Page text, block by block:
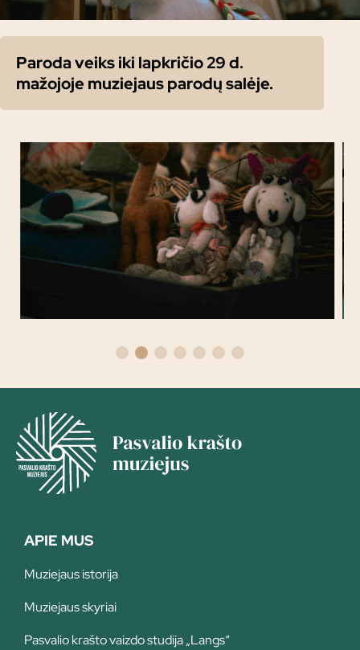
Paroda veiks iki lapkričio 29 d.
mažojoje muziejaus parodų salėje.
APIE MUS
Muziejaus istorija
Muziejaus skyriai
Pasvalio krašto vaizdo studija „Langs“